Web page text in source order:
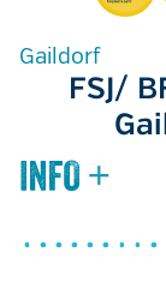
Gaildorf
FSJ/